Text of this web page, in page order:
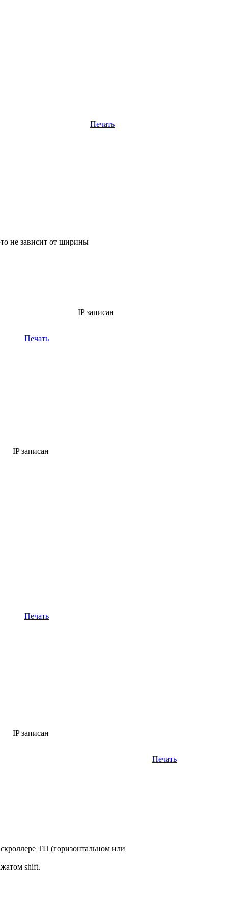
Печать
не зависит от ширины
IP записан
Печать
IP записан
Печать
IP записан
Печать
ТП (горизонтальном или
shift.